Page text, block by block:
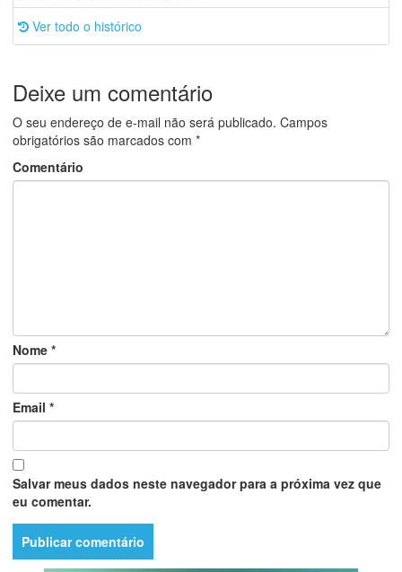
Ver todo o histórico
Deixe um comentário
O seu endereço de e-mail não será publicado. Campos
obrigatórios são marcados com *
Comentário
Nome *
Email *
Salvar meus dados neste navegador para a próxima vez que
eu comentar.